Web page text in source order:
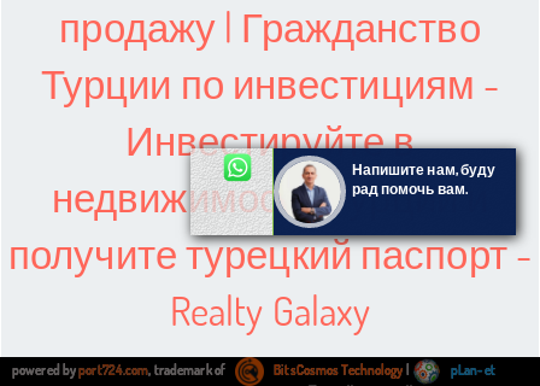
Напишите нам, буду
рад помочь вам.
продажу | Гражданство
Турции по инвестициям -
Инвестируйте в
недвижимость Турции и
получите турецкий паспорт -
Realty Galaxy
powered byport724.com, trademark of BitsCosmos Technology
pLan-et